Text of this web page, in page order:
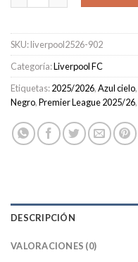
SKU:liverpool2526-902
Categoría:Liverpool FC
Etiquetas:2025/2026,Azul cielo,
Negro,Premier League 2025/26,
DESCRIPCIÓN
VALORACIONES (0)